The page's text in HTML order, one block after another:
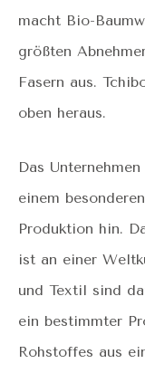
macht Bio-
größten
Fasern aus.
oben heraus.
Das
einem
Produktion hin.
ist an einer
und Textil sind
ein bestimmter
Rohstoffes aus